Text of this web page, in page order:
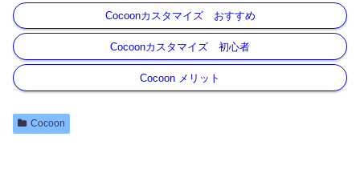
Cocoonカスタマイズ おすすめ
Cocoonカスタマイズ 初心者
Cocoon メリット
Cocoon